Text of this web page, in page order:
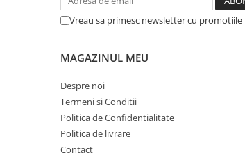
Coloane de dus
Robinet coltar
Cadre WC/Bideu suspendat
Fose septice/Separatoare
Accesorii rezervoare
Vreau sa primesc newsletter cu
MAGAZINUL MEU
Despre noi
Termeni si Conditii
Politica de Confidentialitate
Politica de livrare
Contact